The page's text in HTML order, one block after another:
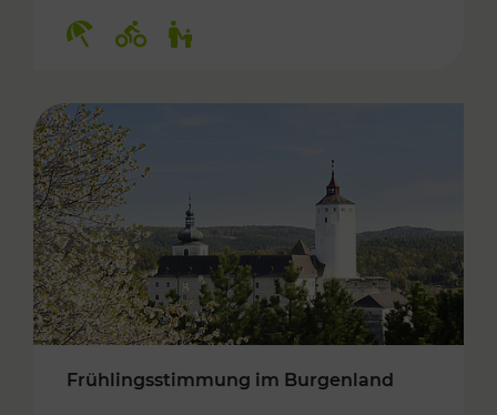
Frühlingsstimmung im Burgenland